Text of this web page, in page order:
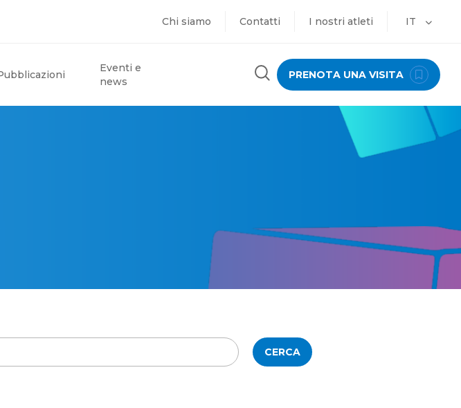
Chi siamo Contatti I nostri atleti IT
Eventi e
news
PRENOTA UNA VISITA
CERCA